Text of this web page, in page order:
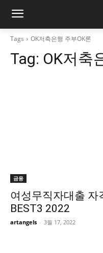
Tags OK저축은행 주부OK론
Tag: OK저축
금융
여성무직자대출 자
BEST3 2022
artangels - 3월 17, 2022